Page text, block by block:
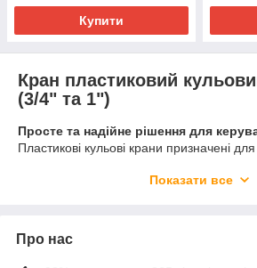
Купити
Кран пластиковий
(3/4" та 1")
Просте та надійне рішення для
Пластикові кульові крани призначені
підключення садових шлангів. Завдяки
середовищем.
Доступні варіанти виконання
Показати все
Про нас